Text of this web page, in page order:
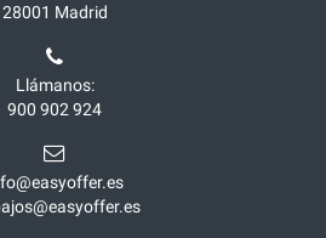
28001 Madrid
Llámanos:
900 902 924